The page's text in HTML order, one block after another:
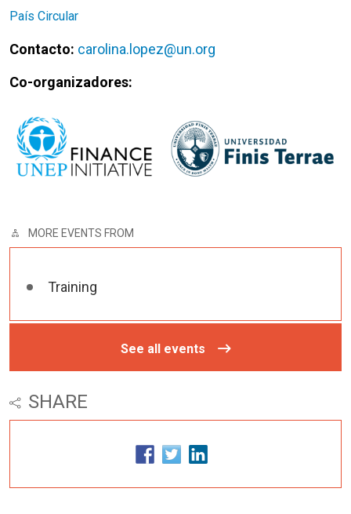
País Circular
Contacto: carolina.lopez@un.org
Co-organizadores:
MORE EVENTS FROM
Training
See all events
SHARE